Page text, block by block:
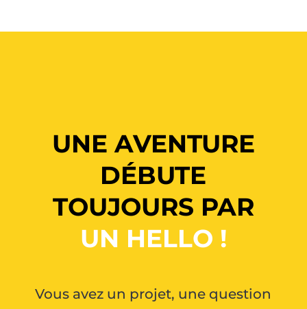
UNE AVENTURE
DÉBUTE
TOUJOURS PAR
UN HELLO !
Vous avez un projet, une question